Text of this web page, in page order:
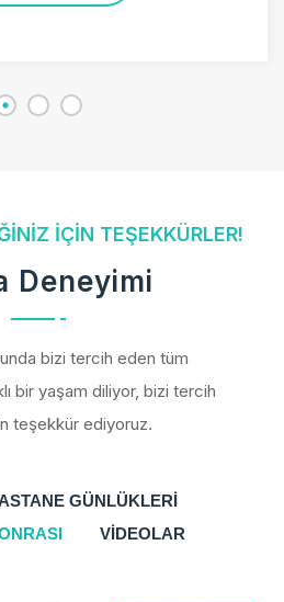
İÇIN TEŞEKKÜRLER!
Deneyimi
bizi tercih eden tüm
bir yaşam diliyor, bizi tercih
teşekkür ediyoruz.
GÜNLÜKLERI
VIDEOLAR